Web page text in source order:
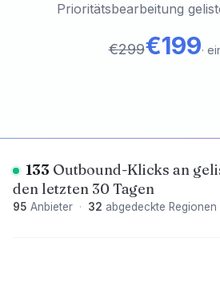
Prioritätsbearbeitung
€299€199·
133 Outbound-Klicks an
den letzten 30 Tagen
95 Anbieter · 32 abgedeckte Regionen